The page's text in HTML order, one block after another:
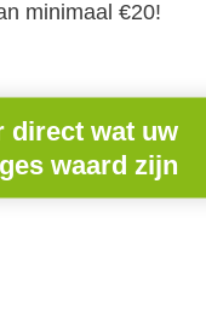
minimaal €20!
direct wat uw
waard zijn